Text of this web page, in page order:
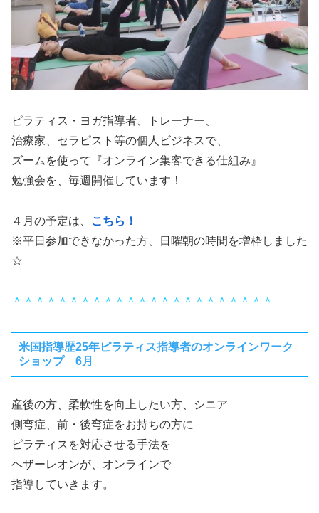
ピラティス・ヨガ指導者、トレーナー、
治療家、セラピスト等の個人ビジネスで、
ズームを使って『オンライン集客できる仕組み』
勉強会を、毎週開催しています！
４月の予定は、
こちら！
※平日参加できなかった方、日曜朝の時間を増枠しました
☆
＾＾＾＾＾＾＾＾＾＾＾＾＾＾＾＾＾＾＾＾＾＾＾
米国指導歴25年ピラティス指導者のオンラインワーク
ショップ 6月
産後の方、柔軟性を向上したい方、シニア
側弯症、前・後弯症をお持ちの方に
ピラティスを対応させる手法を
ヘザーレオンが、オンラインで
指導していきます。